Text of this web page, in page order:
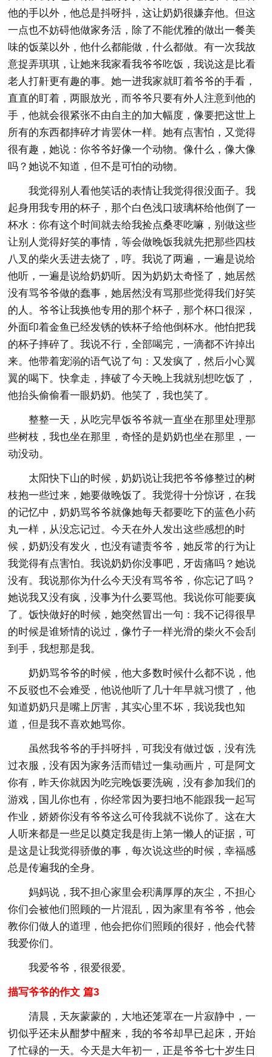
他的手以外，他总是抖呀抖，这让奶奶很嫌弃他。但这
一点也不妨碍他做家务活，除了不能优雅的做出一餐美
味的饭菜以外，他什么都能做，什么都做。有一次我故
意捉弄琪琪，让她来我家看我爷爷吃饭，我说这是比看
老人打鼾更有趣的事。她一进我家就盯着爷爷的手看，
直直的盯着，两眼放光，而爷爷只要有外人注意到他的
手，他就会很紧张不由自主的加大幅度，像要把这世上
所有的东西都摔碎才肯罢休一样。她有点害怕，又觉得
很有趣，她说：你爷爷好像一个动物。像什么，像大像
吗？她说不知道，但不是可怕的动物。
我觉得别人看他笑话的表情让我觉得很没面子。我
起身用我专用的杯子，那个白色浅口玻璃杯给他倒了一
杯水：你有这个时间就去给我捡点桑枣吃嘛，别做这些
让别人觉得好笑的事情，等会做晚饭我就先把那些四枝
八叉的柴火丢进去烧了，哼。我说了两遍，一遍是说给
他听，一遍是说给奶奶听。因为奶奶太奇怪了，她居然
没有骂爷爷做的蠢事，她居然没有骂那些觉得我们好笑
的人。爷爷让我换他专用的那个杯子，那个杯口很深，
外面印着金鱼已经发锈的铁杯子给他倒杯水。他怕把我
的杯子摔碎了。我说不行，全部喝完，一滴都不许掉出
来。他带着宠溺的语气说了句：又发疯了，然后小心翼
翼的喝下。快拿走，摔破了今天晚上我就别想吃饭了，
他抬头偷偷看一眼奶奶。他笑了，我也笑了。
整整一天，从吃完早饭爷爷就一直坐在那里处理那
些树枝，我也坐在那里，奇怪的是奶奶也坐在那里，一
动没动。
太阳快下山的时候，奶奶说让我把爷爷修整过的树
枝抱一些过来，她要做晚饭了。我觉得十分惊讶，在我
的记忆中，奶奶骂爷爷就像她每天都要吃下的蓝色小药
丸一样，从没忘记过。今天在外人发出这些感想的时
候，奶奶没有发火，也没有谴责爷爷，她反常的行为让
我觉得有点害怕。我说奶奶你没事吧，牙齿痛吗？她说
没有。我说那你为什么今天没有骂爷爷，你忘记了吗？
她说我又没有疯，没事为什么要骂他。我说你可能要疯
了。饭快做好的时候，她突然冒出一句：我不记得很早
的时候是谁矫情的说过，像竹子一样光滑的柴火不会刮
到手，我想那是我。
奶奶骂爷爷的时候，他大多数时候什么都不说，他
不反驳也不会难受，他说他听了几十年早就习惯了，他
知道奶奶只是嘴上厉害，其实心里不坏，我说我也知
道，但是我不喜欢她骂你。
虽然我爷爷的手抖呀抖，可我没有做过饭，没有洗
过衣服，没有因为家务活而错过一集动画片，可是阿文
你有，昨天你就因为吃完晚饭要洗碗，没有参加我们的
游戏，国儿你也有，你经常因为要扫地不能跟我一起写
作业，娇娇你没有爷爷这么可伶我就不说你了。这在大
人听来都是一些足以奠定我是街上第一懒人的证据，可
是这是让我觉得骄傲的事，每次说这些的时候，幸福感
总是传遍我的全身。
妈妈说，我不担心家里会积满厚厚的灰尘，不担心
你们会被他们照顾的一片混乱，因为家里有爷爷，他会
教你们做人的道理，他会把你们照顾的很好，他会代替
我爱你们。
我爱爷爷，很爱很爱。
描写爷爷的作文 篇3
清晨，天灰蒙蒙的，大地还笼罩在一片寂静中，一
切似乎还未从酣梦中醒来，我的爷爷却早已起床，开始
了忙碌的一天。今天是大年初一，正是爷爷七十岁生日